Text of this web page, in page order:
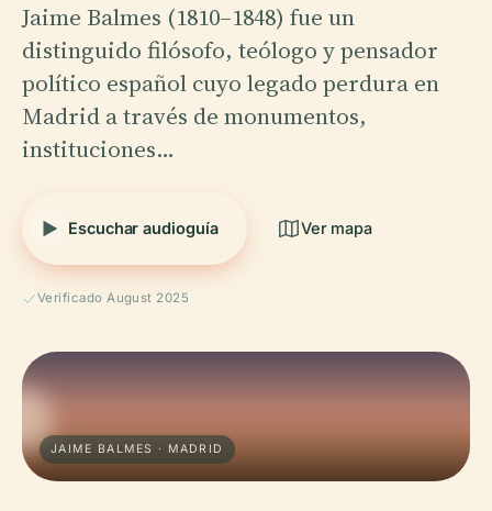
Jaime Balmes (1810–1848) fue un
distinguido filósofo, teólogo y pensador
político español cuyo legado perdura en
Madrid a través de monumentos,
instituciones…
Escuchar audioguía Ver mapa
Verificado August 2025
JAIME BALMES · MADRID